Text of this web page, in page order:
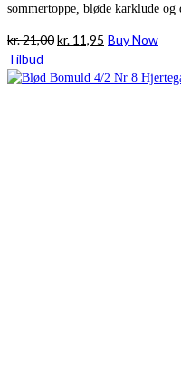
sommertoppe, bløde karklude og
kr.21,00Den
pris
kr. 11,95 Den
pris
Buy Now
Tilbud